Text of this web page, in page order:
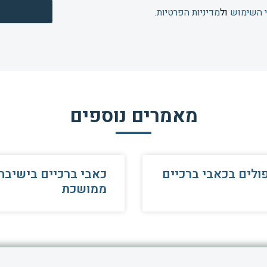
השימוש ולמדיניות הפרטיות.
מאמרים נוספים
בכאבי ברכיים
כאבי ברכיים
ממושכת